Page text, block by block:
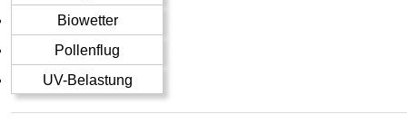
Biowetter
Pollenflug
UV-Belastung